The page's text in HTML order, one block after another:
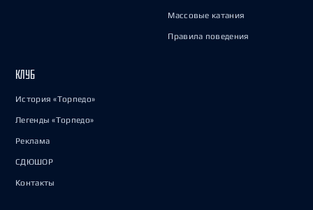
Массовые катания
Правила поведения
КЛУБ
История «Торпедо»
Легенды «Торпедо»
Реклама
СДЮШОР
Контакты